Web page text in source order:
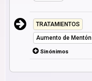
TRATAMIENTOS
Aumento de Mentón
Sinónimos